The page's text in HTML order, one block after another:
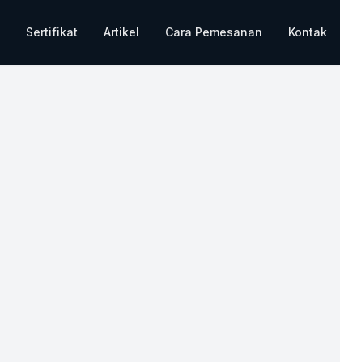
Sertifikat Artikel Cara Pemesanan Kontak